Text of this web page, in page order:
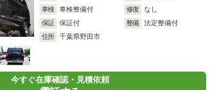
車検
車検整備付 修復
なし
保証
保証付 整備
法定整備付
住所
千葉県野田市
今すぐ在庫確認・見積依頼